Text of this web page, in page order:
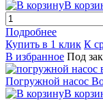
В
Подробнее
Купить в 1 клик К
В избранное Под
Погружной насос
В